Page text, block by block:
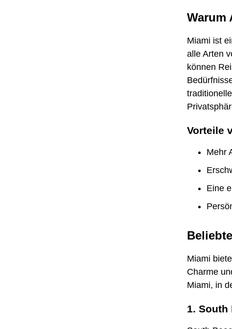
Warum
Miami ist
alle Arten
können
Vorteile
Mehr
Eine
Miami
Charme
Miami, in
1. South